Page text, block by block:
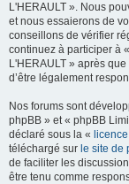
L'HERAULT ». Nous
et nous essaierons de
conseillons de vérifier
continuez à participer à
L'HERAULT » après
d’être légalement
Nos forums sont
phpBB » et « phpBB
déclaré sous la «
téléchargé sur le site de
de faciliter les
être tenu comme